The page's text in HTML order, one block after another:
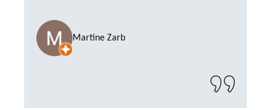
compter sur M. GOT. Très content de la
prestation, a recommander sans problème"
Martine Zarb